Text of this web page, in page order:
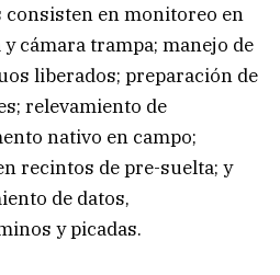
consisten en monitoreo en
cámara trampa; manejo de
liberados; preparación de
relevamiento de
nativo en campo;
recintos de pre-suelta; y
de datos,
y picadas.